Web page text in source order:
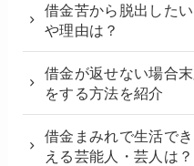
借金苦から脱出した
や理由は？
借金が返せない場合
をする方法を紹介
借金まみれで生活で
える芸能人・芸人は？